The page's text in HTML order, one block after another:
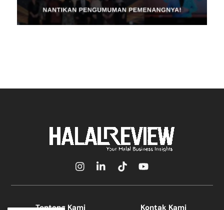
Icon
Icon
Icon
Icon
Tentang Kami Kontak Kami